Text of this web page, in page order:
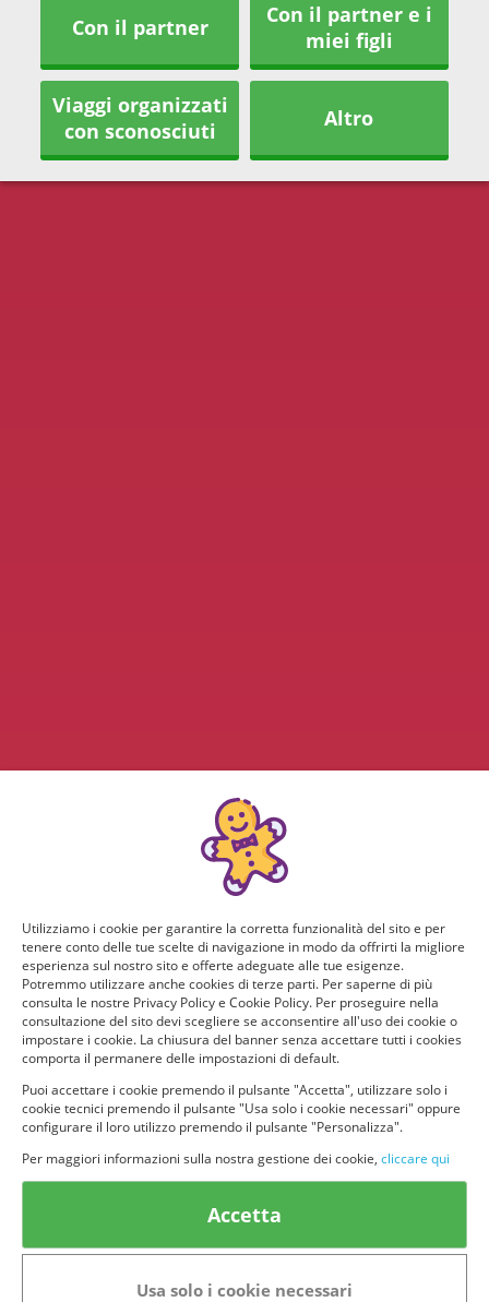
Con il partner
Con il partner e i
miei figli
Viaggi organizzati
con sconosciuti
Altro
© provaprodottigratis.it 2023 | All Rights Reserved.
Categorie in evidenza
Bellezza
Alimenti e bevande
Animali
Utilizziamo i cookie per garantire la corretta funzionalità del sito e per
tenere conto delle tue scelte di navigazione in modo da offrirti la migliore
esperienza sul nostro sito e offerte adeguate alle tue esigenze.
Potremmo utilizzare anche cookies di terze parti. Per saperne di più
consulta le nostre Privacy Policy e Cookie Policy. Per proseguire nella
consultazione del sito devi scegliere se acconsentire all'uso dei cookie o
impostare i cookie. La chiusura del banner senza accettare tutti i cookies
comporta il permanere delle impostazioni di default.
Puoi accettare i cookie premendo il pulsante "Accetta", utilizzare solo i
cookie tecnici premendo il pulsante "Usa solo i cookie necessari" oppure
configurare il loro utilizzo premendo il pulsante "Personalizza".
Per maggiori informazioni sulla nostra gestione dei cookie, cliccare qui
Accetta
Usa solo i cookie necessari